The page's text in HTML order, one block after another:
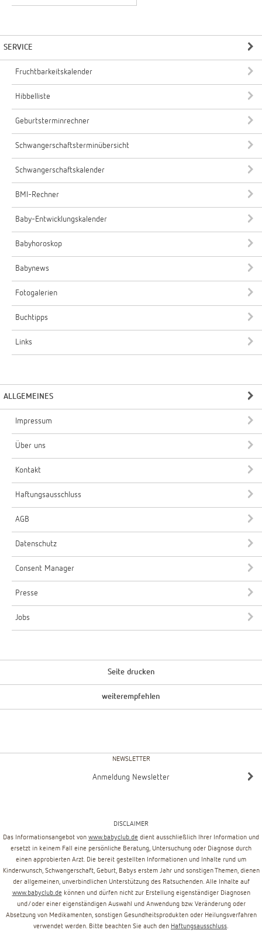
SERVICE
Fruchtbarkeitskalender
Hibbelliste
Geburtsterminrechner
Schwangerschaftsterminübersicht
Schwangerschaftskalender
BMI-Rechner
Baby-Entwicklungskalender
Babyhoroskop
Babynews
Fotogalerien
Buchtipps
Links
ALLGEMEINES
Impressum
Über uns
Kontakt
Haftungsausschluss
AGB
Datenschutz
Consent Manager
Presse
Jobs
Seite drucken
weiterempfehlen
NEWSLETTER
Anmeldung Newsletter
DISCLAIMER
Das Informationsangebot von www.babyclub.de dient ausschließlich Ihrer Information und
ersetzt in keinem Fall eine persönliche Beratung, Untersuchung oder Diagnose durch
einen approbierten Arzt. Die bereit gestellten Informationen und Inhalte rund um
Kinderwunsch, Schwangerschaft, Geburt, Babys erstem Jahr und sonstigen Themen, dienen
der allgemeinen, unverbindlichen Unterstützung des Ratsuchenden. Alle Inhalte auf
www.babyclub.de können und dürfen nicht zur Erstellung eigenständiger Diagnosen
und/oder einer eigenständigen Auswahl und Anwendung bzw. Veränderung oder
Absetzung von Medikamenten, sonstigen Gesundheitsprodukten oder Heilungsverfahren
verwendet werden. Bitte beachten Sie auch den Haftungsausschluss.